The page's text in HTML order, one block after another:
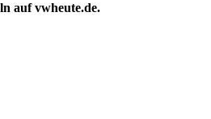
auf vwheute.de.